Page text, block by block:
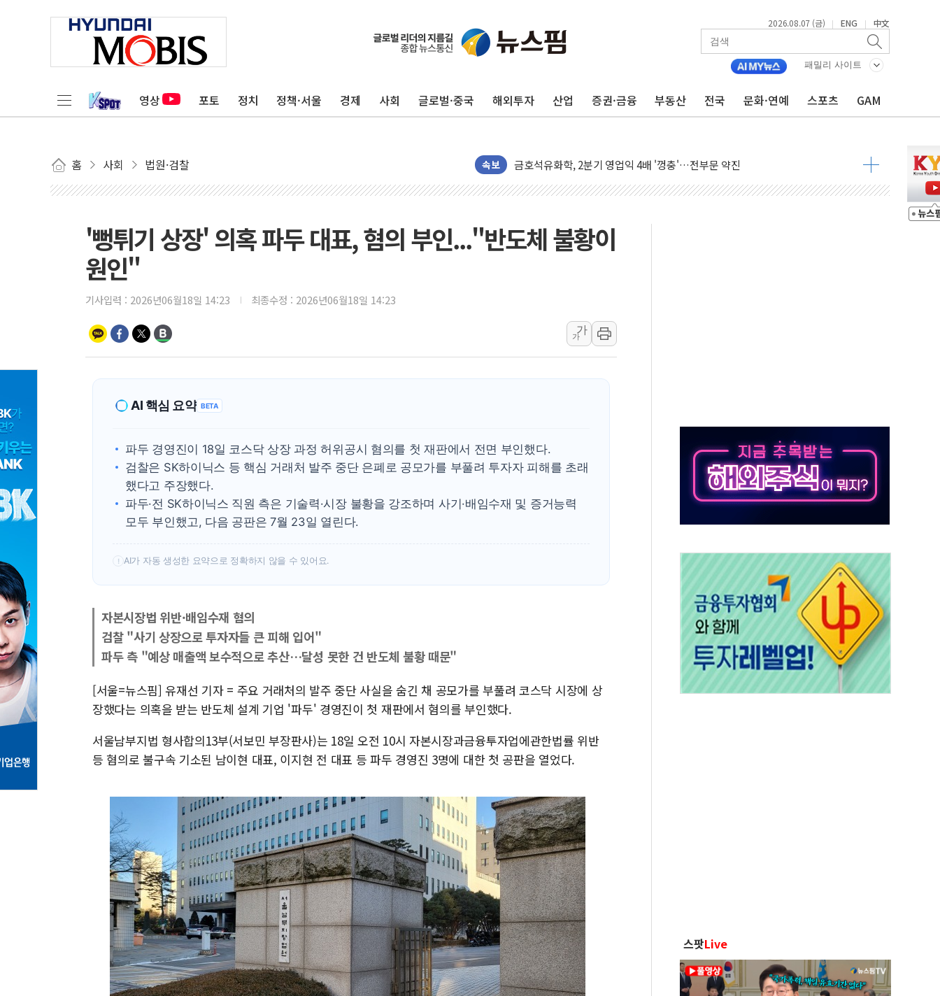
2026.08.07 (금) | ENG | 中文
패밀리 사이트
영상 포토 정치 정책·서울 경제 사회 글로벌·중국 해외투자 산업 증권·금융 부동산 전국 문화·연예 스포츠 GAM
홈 사회 법원·검찰 속보
더본코리아 롤링파스타, 파브리 셰프 모델 발탁
4자 연합 균열에 분쟁 재점화 조짐…한미 지배구조 다시 요동
CJ올리브영 흔드는 '신흥 강자' 다이소·시코르…뷰티 유통 지각변동 본격화
"PAFC만으론 어렵다"…두산퓨얼셀, SOFC에 사활
대우건설, 50대 이강석 대표 전면에...임원·조직 대대적 개편 예고
비츠로넥스텍, 한화에어로스페이스와 '누리호 5기분 엔진 구성품' 수주
"주식이야 코인이야"…연속 사이드카·널뛰기에 개미들 '패닉'
에쓰씨엔지니어링, 큐니티와 반도체 EPC 추가 수주
나경원 의원 "장기보유 1주택자 과도한 세금 부당"…소득세법 개정안 발의 예고
李대통령, 규제합리화위 부위원장에 김태유·국립외교원장에 김흥규
금투협, ChatGPT로 투자 웹리포트 만든다…AI 금융데이터 분석 과정 개설
'뻥튀기 상장' 의혹 파두 대표, 혐의 부인..."반도체 불황이
원인"
기사입력 : 2026년06월18일 14:23 최종수정 : 2026년06월18일 14:23
가
가
AI 핵심 요약 BETA
파두 경영진이 18일 코스닥 상장 과정 허위공시 혐의를 첫 재판에서 전면 부인했다.
검찰은 SK하이닉스 등 핵심 거래처 발주 중단 은폐로 공모가를 부풀려 투자자 피해를 초래
했다고 주장했다.
파두·전 SK하이닉스 직원 측은 기술력·시장 불황을 강조하며 사기·배임수재 및 증거능력
모두 부인했고, 다음 공판은 7월 23일 열린다.
! AI가 자동 생성한 요약으로 정확하지 않을 수 있어요.
자본시장법 위반·배임수재 혐의
검찰 "사기 상장으로 투자자들 큰 피해 입어"
파두 측 "예상 매출액 보수적으로 추산…달성 못한 건 반도체 불황 때문"
[서울=뉴스핌] 유재선 기자 = 주요 거래처의 발주 중단 사실을 숨긴 채 공모가를 부풀려 코스닥 시장에 상
장했다는 의혹을 받는 반도체 설계 기업 '파두' 경영진이 첫 재판에서 혐의를 부인했다.
서울남부지법 형사합의13부(서보민 부장판사)는 18일 오전 10시 자본시장과금융투자업에관한법률 위반
등 혐의로 불구속 기소된 남이현 대표, 이지현 전 대표 등 파두 경영진 3명에 대한 첫 공판을 열었다.
스팟Live